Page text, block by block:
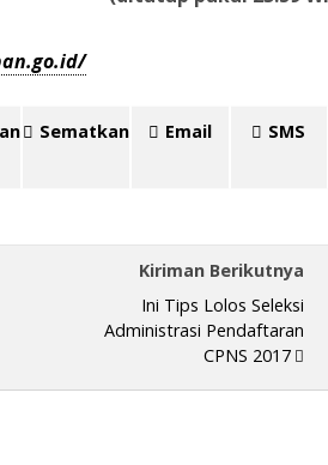
Sematkan Email SMS
Kiriman Berikutnya
Ini Tips Lolos Seleksi
Administrasi Pendaftaran
CPNS 2017